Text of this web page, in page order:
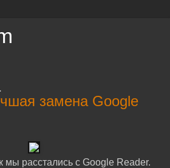
замена Google
мы расстались с Google Reader.